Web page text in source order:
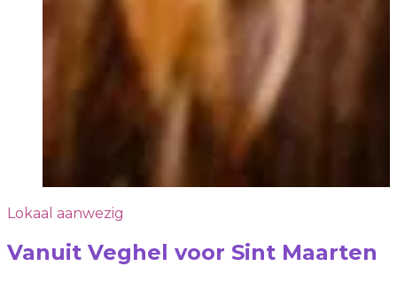
Lokaal aanwezig
Vanuit Veghel voor Sint Maarten